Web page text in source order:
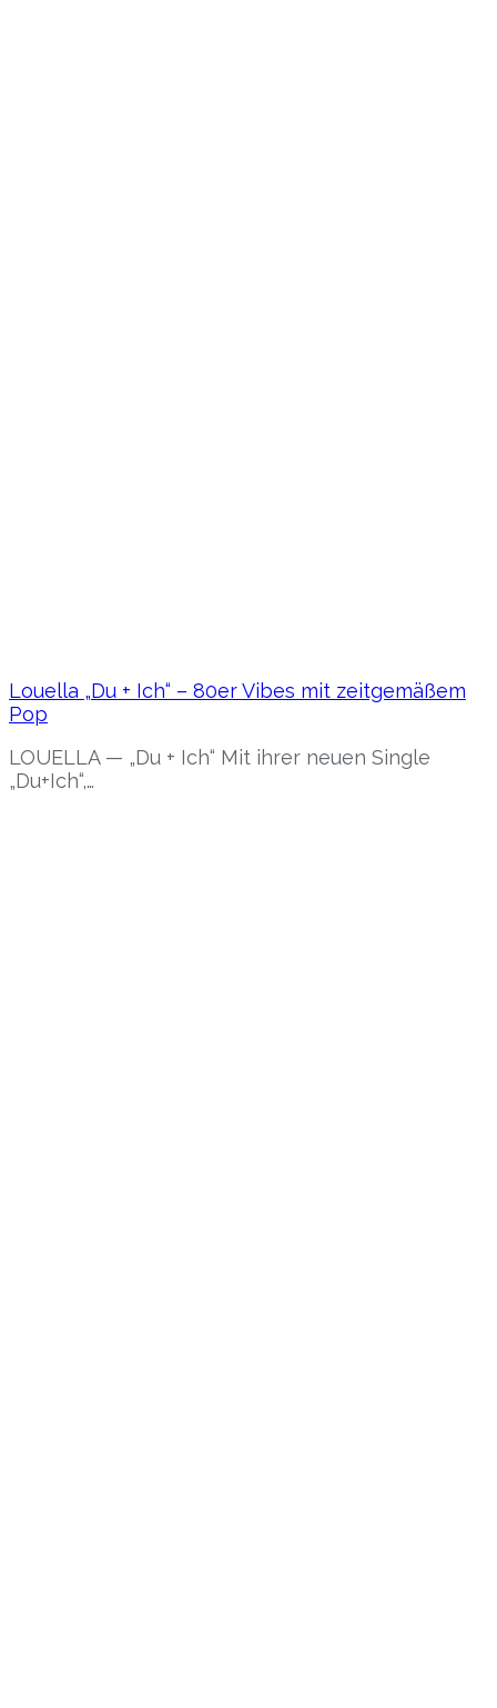
Louella „Du + Ich“ – 80er Vibes mit zeitgemäßem
Pop
LOUELLA — „Du + Ich“ Mit ihrer neuen Single
„Du+Ich“,…